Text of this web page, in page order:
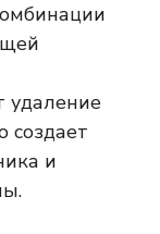
удаление
создает
и